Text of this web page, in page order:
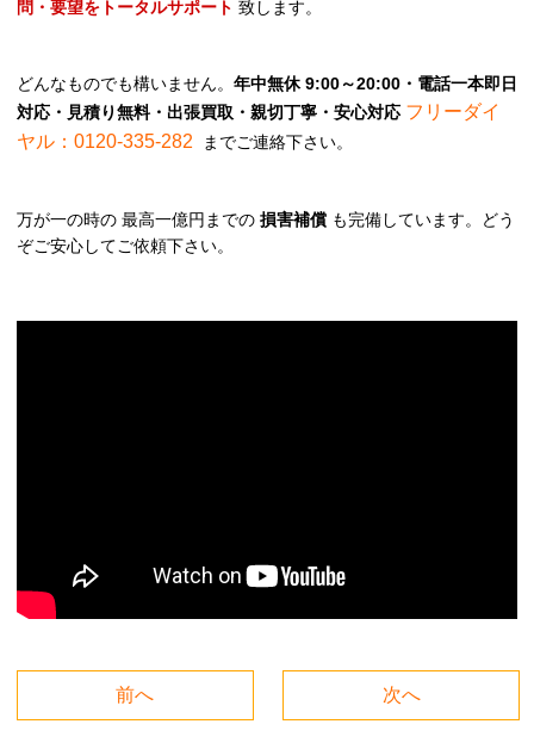
問・要望をトータルサポート 致します。
どんなものでも構いません。 年中無休 9:00～20:00・電話一本即日
対応・見積り無料・出張買取・親切丁寧・安心対応 フリーダイ
ヤル：0120-335-282
までご連絡下さい。
万が一の時の 最高一億円までの 損害補償 も完備しています。どう
ぞご安心してご依頼下さい。
前へ 次へ